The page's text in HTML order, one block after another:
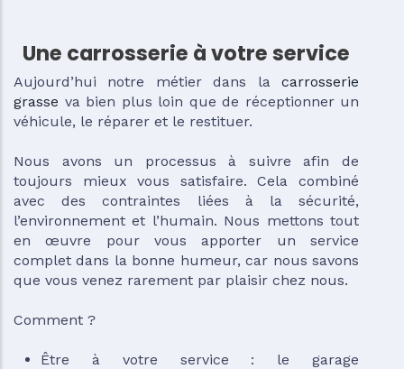
Une carrosserie à votre service
Aujourd’hui notre métier dans la carrosserie
grasse va bien plus loin que de réceptionner un
véhicule, le réparer et le restituer.
Nous avons un processus à suivre afin de
toujours mieux vous satisfaire. Cela combiné
avec des contraintes liées à la sécurité,
l’environnement et l’humain. Nous mettons tout
en œuvre pour vous apporter un service
complet dans la bonne humeur, car nous savons
que vous venez rarement par plaisir chez nous.
Comment ?
Être à votre service : le garage